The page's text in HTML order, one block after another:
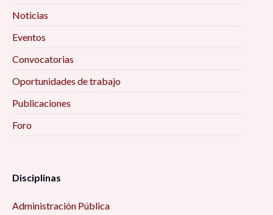
Noticias
Eventos
Convocatorias
Oportunidades de trabajo
Publicaciones
Foro
Disciplinas
Administración Pública